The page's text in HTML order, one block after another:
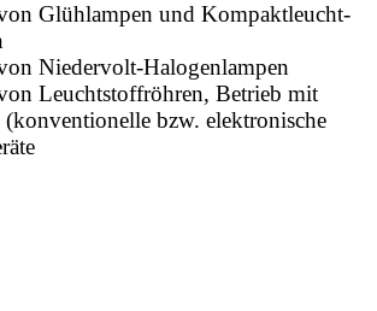
Glühlampen und Kompaktleucht-
Niedervolt-Halogenlampen
Leuchtstoffröhren, Betrieb mit
bzw. elektronische